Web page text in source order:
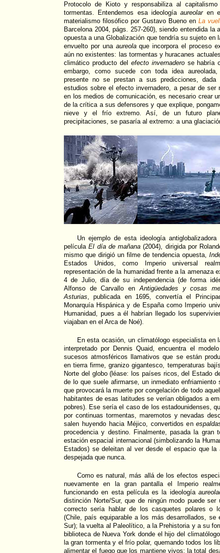
Protocolo de Kioto y responsabiliza al
tormentas. Entendemos esa ideologíaaureolaren el
materialismo filosófico por Gustavo Bueno en La
Barcelona 2004, págs. 257-260), siendo entendida la
opuesta a una Globalización que tendría su sujeto en
envuelto por una aureolaque incorpora el proceso
aún no existentes: las tormentas y huracanes
climático producto del efecto invernaderose habría
embargo, como sucede con toda idea
presente no se prestan a sus predicciones,
estudios sobre el efecto invernadero, a pesar de ser
en los medios de comunicación, es necesario crear
de la crítica a sus defensores y que explique,
nieve y el frío extremo. Así, de un futuro
precipitaciones, se pasaría al extremo: a una
Un ejemplo de esta ideología
películaEl día de mañana (2004), dirigida por
mismo que dirigió un filme de tendencia opuesta,
Estados Unidos, como Imperio universal
representación de la humanidad frente a la amenaza
4 de Julio, día de su independencia (de forma
Alfonso de Carvallo enAntigüedades y cosas
Asturias, publicada en 1695, convertía el
Monarquía Hispánica y de España como Imperio
Humanidad, pues a él habrían llegado los
viajaban en el Arca de Noé).
En esta ocasión, un climatólogo especialista en
interpretado por Dennis Quaid, encuentra el
sucesos atmosféricos llamativos que se están
en tierra firme, granizo gigantesco, temperaturas
Norte del globo (léase: los países ricos, del Estado
de lo que suele afirmarse, un inmediato
que provocará la muerte por congelación de todo
habitantes de esas latitudes se verían obligados a
pobres). Ese sería el caso de los estadounidenses,
por continuas tormentas, maremotos y nevadas
salen huyendo hacia Méjico, convertidos en
procedencia y destino. Finalmente, pasada la gran
estación espacial internacional (simbolizando la
Estados) se deleitan al ver desde el espacio que la
despejada que nunca.
Como es natural, más allá de los efectos
nuevamente en la gran pantalla el Imperio
funcionando en esta película es la ideología
distinción Norte/Sur, que de ningún modo puede
correcto sería hablar de los casquetes polares o
(Chile, país equiparable a los más desarrollados, se
Sur); la vuelta al Paleolítico, a la Prehistoria y a su
biblioteca de Nueva York donde el hijo del
la gran tormenta y el frío polar, quemando todos los
alimentar el fuego que los mantiene vivos; la total